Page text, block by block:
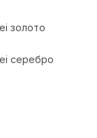
золото
серебро